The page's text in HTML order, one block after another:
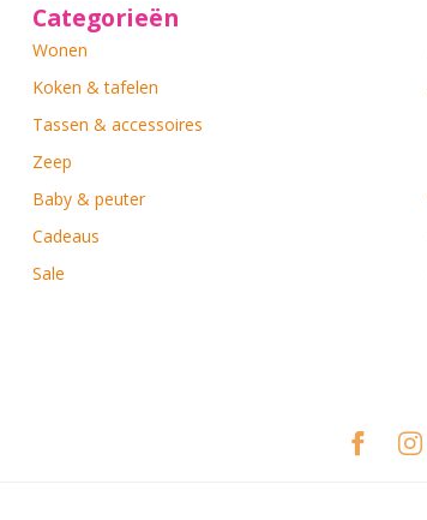
Categorieën
Wonen
Koken & tafelen
Tassen & accessoires
Zeep
Baby & peuter
Cadeaus
Sale